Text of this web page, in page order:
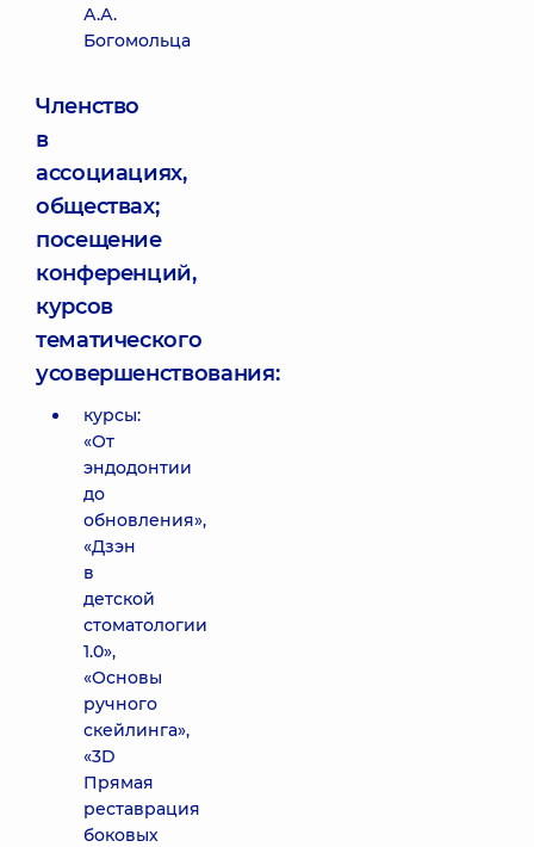
А.А.
Богомольца
Членство
в
ассоциациях,
обществах;
посещение
конференций,
курсов
тематического
усовершенствования:
курсы:
«От
эндодонтии
до
обновления»,
«Дзэн
в
детской
стоматологии
1.0»,
«Основы
ручного
скейлинга»,
«3D
Прямая
реставрация
боковых